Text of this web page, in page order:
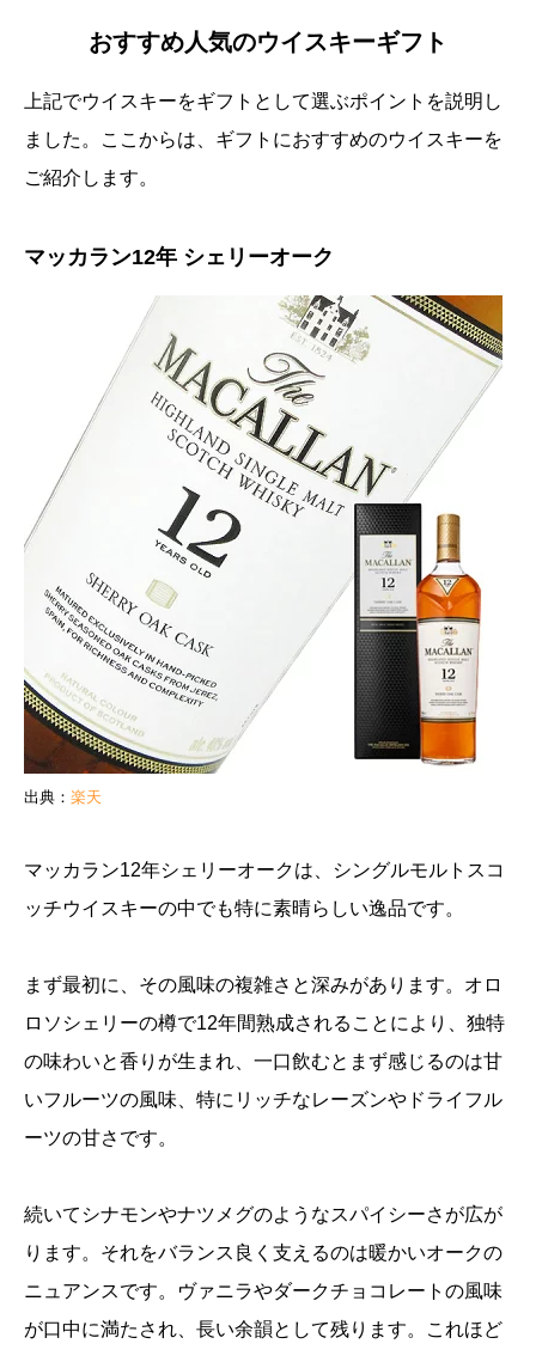
おすすめ人気のウイスキーギフト
上記でウイスキーをギフトとして選ぶポイントを説明し
ました。ここからは、ギフトにおすすめのウイスキーを
ご紹介します。
マッカラン12年 シェリーオーク
出典： 楽天
マッカラン12年シェリーオークは、シングルモルトスコ
ッチウイスキーの中でも特に素晴らしい逸品です。
まず最初に、その風味の複雑さと深みがあります。オロ
ロソシェリーの樽で12年間熟成されることにより、独特
の味わいと香りが生まれ、一口飲むとまず感じるのは甘
いフルーツの風味、特にリッチなレーズンやドライフル
ーツの甘さです。
続いてシナモンやナツメグのようなスパイシーさが広が
ります。それをバランス良く支えるのは暖かいオークの
ニュアンスです。ヴァニラやダークチョコレートの風味
が口中に満たされ、長い余韻として残ります。これほど